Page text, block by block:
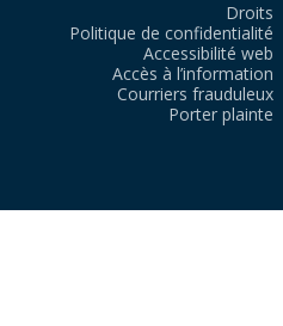
Droits
Politique de confidentialité
Accessibilité web
Accès à l’information
Courriers frauduleux
Porter plainte